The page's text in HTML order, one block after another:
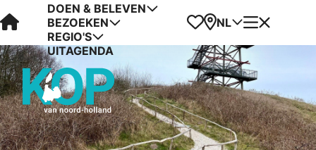
Visit Kop van Holland
DOEN & BELEVEN
BEZOEKEN
REGIO'S
UITAGENDA
Favorieten
Kaart
NL Menu